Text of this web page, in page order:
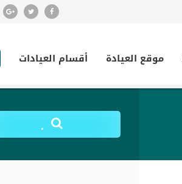
موقع العيادة أقسام العيادات
.